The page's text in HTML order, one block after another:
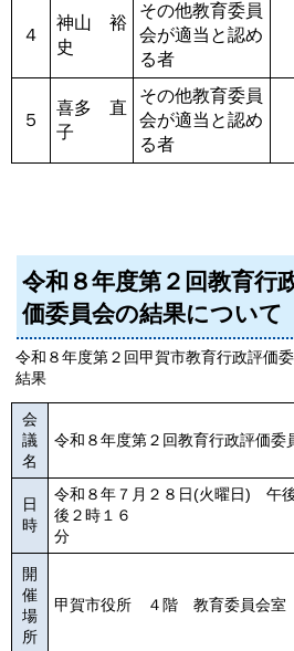
４
神山 裕
史
その他教育委員
会が適当と認め
る者
５
喜多 直
子
その他教育委員
会が適当と認め
る者
令和８年度第２回教育行
価委員会の結果について
令和８年度第２回甲賀市教育行政評価
結果
会
議
名
令和８年度第２回教育行政評価委
日
時
令和８年７月２８日(火曜日) 午
後２時１６
開
催
場
所
甲賀市役所 ４階 教育委員会室